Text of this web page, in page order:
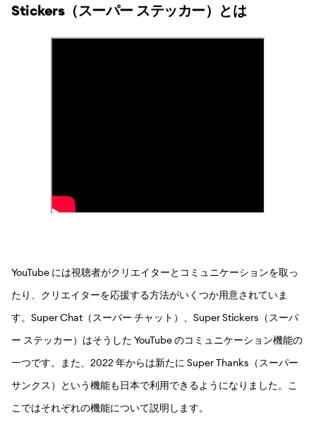
Stickers（スーパー ステッカー）とは
YouTube には視聴者がクリエイターとコミュニケーションを取っ
たり、クリエイターを応援する方法がいくつか用意されていま
す。Super Chat（スーパー チャット）、Super Stickers（スーパ
ー ステッカー）はそうした YouTube のコミュニケーション機能の
一つです。また、2022 年からは新たに Super Thanks（スーパー
サンクス）という機能も日本で利用できるようになりました。こ
こではそれぞれの機能について説明します。